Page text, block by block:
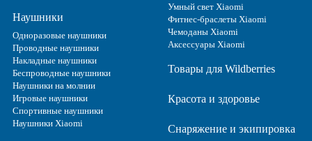
Наушники
Одноразовые наушники
Проводные наушники
Накладные наушники
Беспроводные наушники
Наушники на молнии
Игровые наушники
Спортивные наушники
Наушники Xiaomi
Умный свет Xiaomi
Фитнес-браслеты Xiaomi
Чемоданы Xiaomi
Аксессуары Xiaomi
Товары для Wildberries
Красота и здоровье
Снаряжение и экипировка